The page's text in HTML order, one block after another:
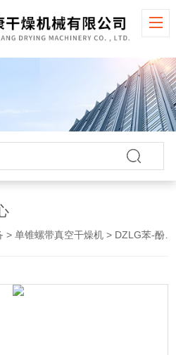
>单锥螺带真空干燥机 > DZLG苯-酚磺酸单锥螺带真空干燥机